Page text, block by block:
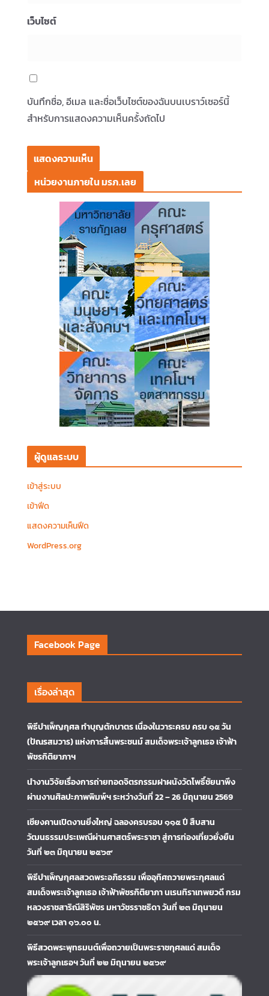
เว็บไซต์
บันทึกชื่อ, อีเมล และชื่อเว็บไซต์ของฉันบนเบราว์เซอร์นี้
สำหรับการแสดงความเห็นครั้งถัดไป
หน่วยงานภายใน มรภ.เลย
ผู้ดูแลระบบ
เข้าสู่ระบบ
เข้าฟีด
แสดงความเห็นฟีด
WordPress.org
Facebook Page
เรื่องล่าสุด
พิธีบำเพ็ญกุศล ทำบุญตักบาตร เนื่องในวาระครบ ครบ ๑๕ วัน
(ปัณรสมวาร) แห่งการสิ้นพระชนม์ สมเด็จพระเจ้าลูกเธอ เจ้าฟ้า
พัชรกิติยาภาฯ
นำงานวิจัยเรื่องการถ่ายทอดจิตรกรรมฝาผนังวัดโพธิ์ชัยนาพึง
ผ่านงานศิลปะภาพพิมพ์ฯ ระหว่างวันที่ 22 – 26 มิถุนายน 2569
เชียงคานเปิดงานยิ่งใหญ่ ฉลองครบรอบ ๑๑๕ ปี สืบสาน
วัฒนธรรมประเพณีผ่านศาสตร์พระราชา สู่การท่องเที่ยวยั่งยืน
วันที่ ๒๓ มิถุนายน ๒๕๖๙
พิธีบำเพ็ญกุศลสวดพระอภิธรรม เพื่ออุทิศถวายพระกุศลแด่
สมเด็จพระเจ้าลูกเธอ เจ้าฟ้าพัชรกิติยาภา นเรนทิราเทพยวดี กรม
หลวงราชสาริณีสิริพัชร มหาวัชรราชธิดา วันที่ ๒๓ มิถุนายน
๒๕๖๙ เวลา ๑๖.๐๐ น.
พิธีสวดพระพุทธมนต์เพื่อถวายเป็นพระราชกุศลแด่ สมเด็จ
พระเจ้าลูกเธอฯ วันที่ ๒๒ มิถุนายน ๒๕๖๙